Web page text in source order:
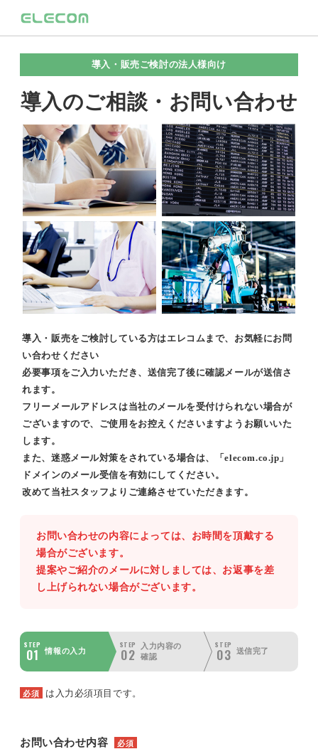
導入・販売ご検討の法人様向け
導入のご相談・お問い合わせ
導入・販売をご検討している方はエレコムまで、お気軽にお問
い合わせください
必要事項をご入力いただき、送信完了後に確認メールが送信さ
れます。
フリーメールアドレスは当社のメールを受付けられない場合が
ございますので、ご使用をお控えくださいますようお願いいた
します。
また、迷惑メール対策をされている場合は、「elecom.co.jp」
ドメインのメール受信を有効にしてください。
改めて当社スタッフよりご連絡させていただきます。
お問い合わせの内容によっては、お時間を頂戴する
場合がございます。
提案やご紹介のメールに対しましては、お返事を差
し上げられない場合がございます。
STEP
01 情報の入力
STEP
02
入力内容の
確認
STEP
03 送信完了
必須 は入力必須項目です。
お問い合わせ内容 必須